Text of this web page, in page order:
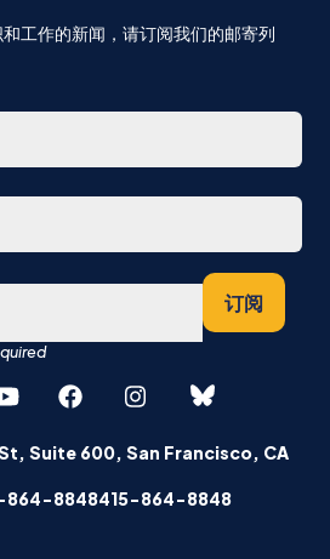
工作的新闻，请订阅我们的邮寄列
订阅
Suite 600, San Francisco, CA
864-8848415-864-8848